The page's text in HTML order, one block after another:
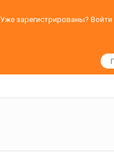
Уже зарегистрированы? Войти